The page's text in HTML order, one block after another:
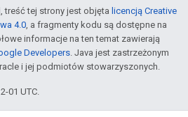
treść tej strony jest objęta licencją Creative
4.0 , a fragmenty kodu są dostępne na
informacje na ten temat zawierają
Developers . Java jest zastrzeżonym
i jej podmiotów stowarzyszonych.
01 UTC.